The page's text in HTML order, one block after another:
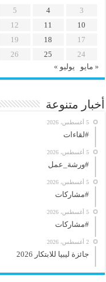
3
4
5
10
11
12
17
18
19
24
25
26
« مايو
يوليو »
أخبار متنوعة
5 أغسطس، 2026
#لقاءات
5 أغسطس، 2026
#ورشة_عمل
5 أغسطس، 2026
#مشاركات
5 أغسطس، 2026
#مشاركات
2 أغسطس، 2026
جائزة ليبيا للابتكار 2026